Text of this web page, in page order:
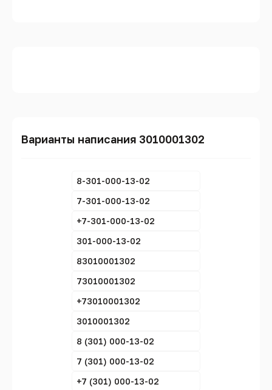
Варианты написания 3010001302
8-301-000-13-02
7-301-000-13-02
+7-301-000-13-02
301-000-13-02
83010001302
73010001302
+73010001302
3010001302
8 (301) 000-13-02
7 (301) 000-13-02
+7 (301) 000-13-02